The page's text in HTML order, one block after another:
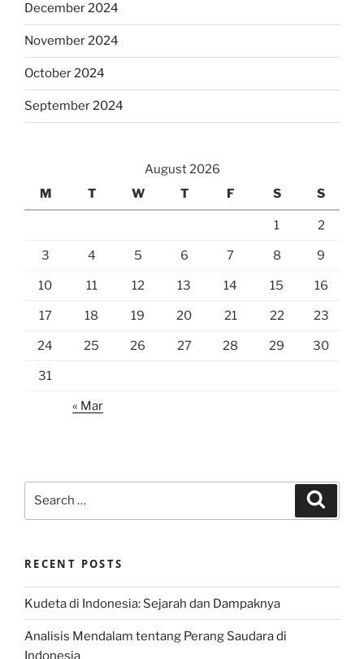
December 2024
November 2024
October 2024
September 2024
August 2026
M
T W T F S S
1 2
3 4 5 6 7 8 9
10 11 12 13 14 15 16
17 18 19 20 21 22 23
24 25 26 27 28 29 30
31
« Mar
RECENT POSTS
Kudeta di Indonesia: Sejarah dan Dampaknya
Analisis Mendalam tentang Perang Saudara di
Indonesia